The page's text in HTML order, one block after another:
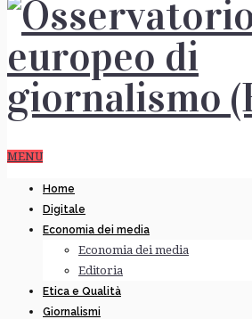
MENU
Home
Digitale
Economia dei media
Economia dei media
Editoria
Etica e Qualità
Giornalismi